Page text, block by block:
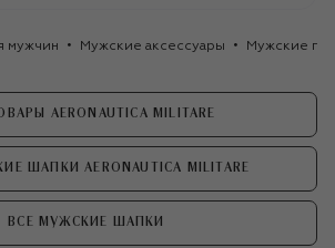
мужчин Мужские аксессуары Мужские
AERONAUTICA MILITARE
ШАПКИ AERONAUTICA MILITARE
ВСЕ МУЖСКИЕ ШАПКИ